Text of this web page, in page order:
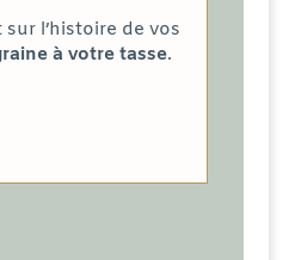
l’histoire de vos
à votre tasse.